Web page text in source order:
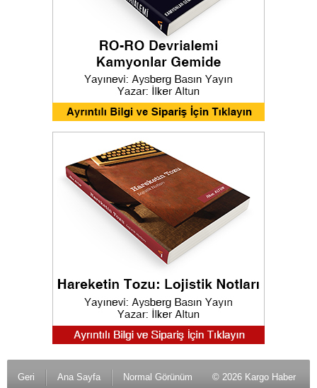
Geri Ana Sayfa Normal Görünüm © 2026 Kargo Haber